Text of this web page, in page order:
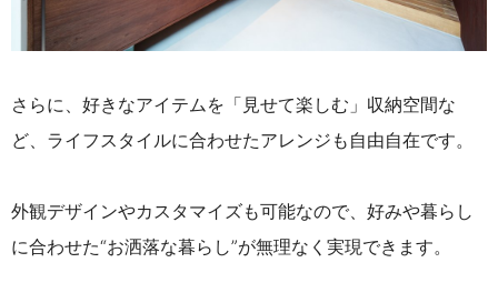
さらに、好きなアイテムを「見せて楽しむ」収納空間な
ど、ライフスタイルに合わせたアレンジも自由自在です。
外観デザインやカスタマイズも可能なので、好みや暮らし
に合わせた“お洒落な暮らし”が無理なく実現できます。